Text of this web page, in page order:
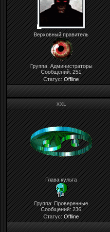
Верховный правитель
Группа: Администраторы
Сообщений:251
Статус:Offline
XXL
Глава культа
Группа: Проверенные
Сообщений:236
Статус:Offline